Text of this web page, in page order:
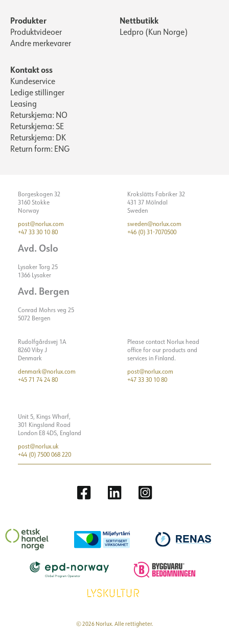
Produkter
Produktvideoer
Andre merkevarer
Nettbutikk
Ledpro (Kun Norge)
Kontakt oss
Kundeservice
Ledige stillinger
Leasing
Returskjema: NO
Returskjema: SE
Returskjema: DK
Return form: ENG
Borgeskogen 32
3160 Stokke
Norway
post@norlux.com
+47 33 30 10 80
Avd. Oslo
Lysaker Torg 25
1366 Lysaker
Avd. Bergen
Conrad Mohrs veg 25
5072 Bergen
Krokslätts Fabriker 32
431 37 Mölndal
Sweden
sweden@norlux.com
+46 (0) 31-7070500
Rudolfgårdsvej 1A
8260 Viby J
Denmark
denmark@norlux.com
+45 71 74 24 80
Please contact Norlux head
office for our products and
services in Finland.
post@norlux.com
+47 33 30 10 80
Unit 5, Kings Wharf,
301 Kingsland Road
London E8 4DS, England
post@norlux.uk
+44 (0) 7500 068 220
© 2026 Norlux. Alle rettigheter.